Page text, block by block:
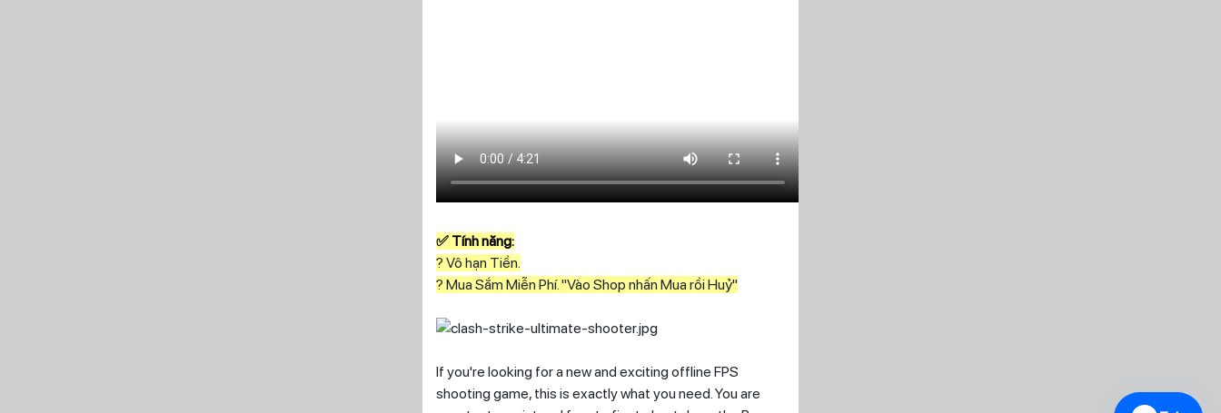
✅ Tính năng:
? Vô hạn Tiền.
? Mua Sắm Miễn Phí. "Vào Shop nhấn Mua rồi Huỷ"
If you're looking for a new and exciting offline FPS
shooting game, this is exactly what you need. You are